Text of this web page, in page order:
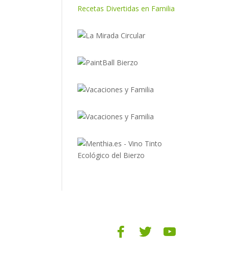
Recetas Divertidas en Familia